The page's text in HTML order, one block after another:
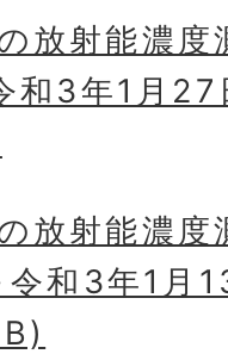
放射能濃
和3年1月
放射能濃
和3年1月